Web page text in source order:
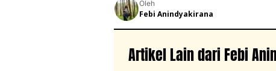
Oleh
Febi Anindyakirana
Artikel Lain dari Febi